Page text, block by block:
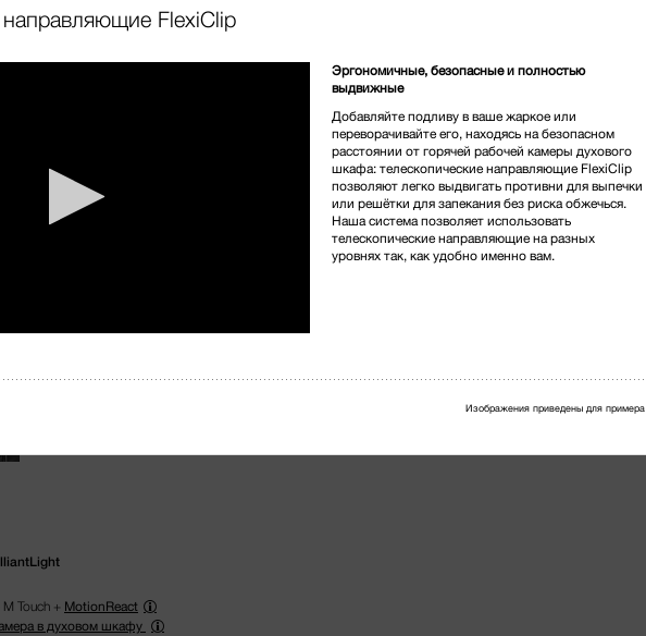
Цвет изделия:
* Розничная цена
Touch + MotionReact
в духовом шкафу
направляющие FlexiClip
Эргономичные, безопасные и полностью
выдвижные
Добавляйте подливу в ваше жаркое или
переворачивайте его, находясь на безопасном
расстоянии от горячей рабочей камеры духового
шкафа: телескопические направляющие FlexiClip
позволяют легко выдвигать противни для выпечки
или решётки для запекания без риска обжечься.
Наша система позволяет использовать
телескопические направляющие на разных
уровнях так, как удобно именно вам.
Изображения приведены для примера